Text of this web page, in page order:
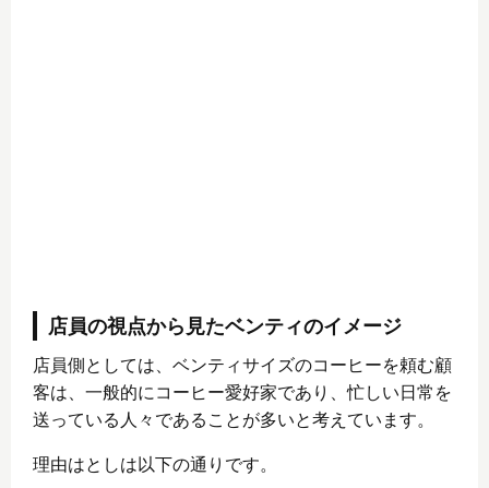
店員の視点から見たベンティのイメージ
店員側としては、ベンティサイズのコーヒーを頼む顧
客は、一般的にコーヒー愛好家であり、忙しい日常を
送っている人々であることが多いと考えています。
理由はとしは以下の通りです。